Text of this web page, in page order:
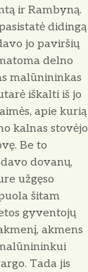
ir Rambyną.
didin­gą
jo paviršių
delno
malūnininkas
iškalti iš jo
apie kurią
kalnas stovėjo
Be to
dovanų,
užgęso
šitam
gyventojų
akmens
Tada jis